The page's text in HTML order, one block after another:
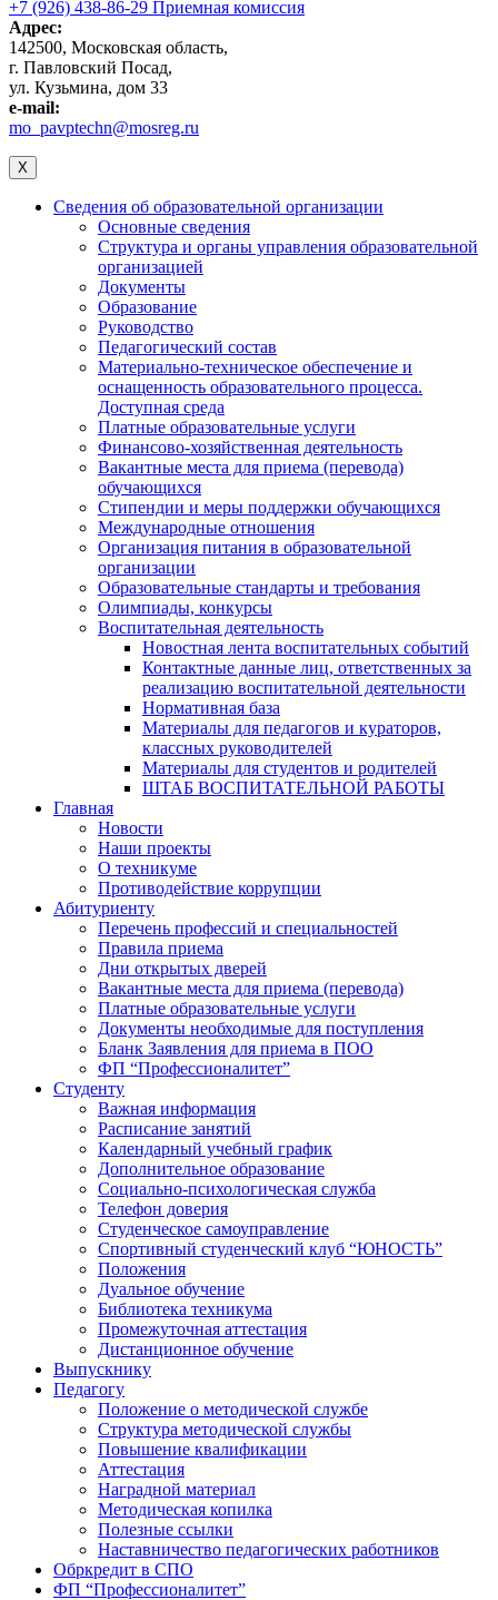
+7 (926) 438-86-29 Приемная комиссия
Адрес:
142500, Московская область,
г. Павловский Посад,
ул. Кузьмина, дом 33
e-mail:
mo_pavptechn@mosreg.ru
X
Сведения об образовательной организации
Основные сведения
Структура и органы управления образовательной
организацией
Документы
Образование
Руководство
Педагогический состав
Материально-техническое обеспечение и
оснащенность образовательного процесса.
Доступная среда
Платные образовательные услуги
Финансово-хозяйственная деятельность
Вакантные места для приема (перевода)
обучающихся
Стипендии и меры поддержки обучающихся
Международные отношения
Организация питания в образовательной
организации
Образовательные стандарты и требования
Олимпиады, конкурсы
Воспитательная деятельность
Новостная лента воспитательных событий
Контактные данные лиц, ответственных за
реализацию воспитательной деятельности
Нормативная база
Материалы для педагогов и кураторов,
классных руководителей
Материалы для студентов и родителей
ШТАБ ВОСПИТАТЕЛЬНОЙ РАБОТЫ
Главная
Новости
Наши проекты
О техникуме
Противодействие коррупции
Абитуриенту
Перечень профессий и специальностей
Правила приема
Дни открытых дверей
Вакантные места для приема (перевода)
Платные образовательные услуги
Документы необходимые для поступления
Бланк Заявления для приема в ПОО
ФП “Профессионалитет”
Студенту
Важная информация
Расписание занятий
Календарный учебный график
Дополнительное образование
Социально-психологическая служба
Телефон доверия
Студенческое самоуправление
Спортивный студенческий клуб “ЮНОСТЬ”
Положения
Дуальное обучение
Библиотека техникума
Промежуточная аттестация
Дистанционное обучение
Выпускнику
Педагогу
Положение о методической службе
Структура методической службы
Повышение квалификации
Аттестация
Наградной материал
Методическая копилка
Полезные ссылки
Наставничество педагогических работников
Обркредит в СПО
ФП “Профессионалитет”